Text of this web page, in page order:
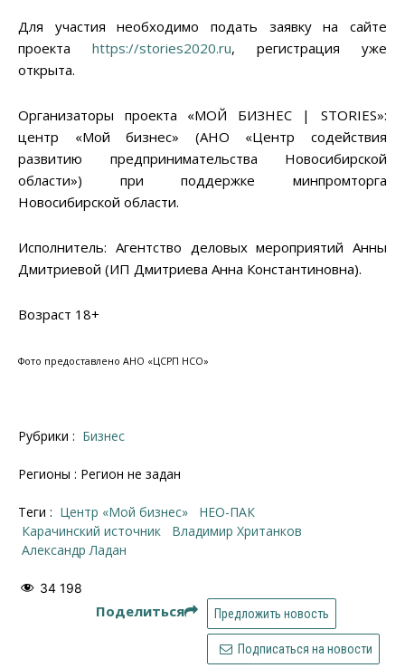
Для участия необходимо подать заявку на сайте
проекта https://stories2020.ru, регистрация уже
открыта.
Организаторы проекта «МОЙ БИЗНЕС | STORIES»:
центр «Мой бизнес» (АНО «Центр содействия
развитию предпринимательства Новосибирской
области») при поддержке минпромторга
Новосибирской области.
Исполнитель: Агентство деловых мероприятий Анны
Дмитриевой (ИП Дмитриева Анна Константиновна).
Возраст 18+
Фото предоставлено АНО «ЦСРП НСО»
Рубрики : Бизнес
Регионы : Регион не задан
Теги : центр «Мой бизнес»
НЕО-ПАК
Карачинский источник
Владимир Хританков
Александр Ладан
34 198
Поделиться Предложить новость
Подписаться на новости